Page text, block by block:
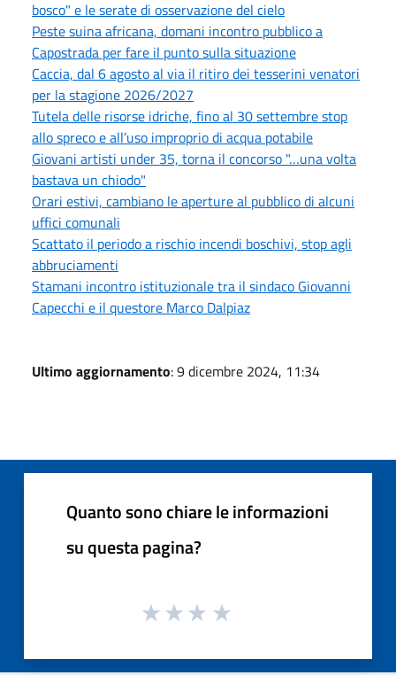
bosco" e le serate di osservazione del cielo
Peste suina africana, domani incontro pubblico a
Capostrada per fare il punto sulla situazione
Caccia, dal 6 agosto al via il ritiro dei tesserini venatori
per la stagione 2026/2027
Tutela delle risorse idriche, fino al 30 settembre stop
allo spreco e all’uso improprio di acqua potabile
Giovani artisti under 35, torna il concorso "…una volta
bastava un chiodo"
Orari estivi, cambiano le aperture al pubblico di alcuni
uffici comunali
Scattato il periodo a rischio incendi boschivi, stop agli
abbruciamenti
Stamani incontro istituzionale tra il sindaco Giovanni
Capecchi e il questore Marco Dalpiaz
Ultimo aggiornamento: 9 dicembre 2024, 11:34
Quanto sono chiare le informazioni
su questa pagina?